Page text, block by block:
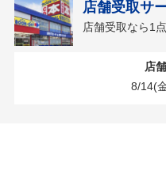
店舗受取サ
店舗受取なら1
店
8/14(